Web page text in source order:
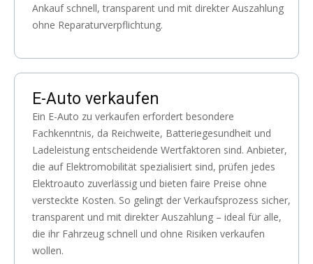
Ankauf schnell, transparent und mit direkter Auszahlung
ohne Reparaturverpflichtung.
E-Auto verkaufen
Ein E-Auto zu verkaufen erfordert besondere
Fachkenntnis, da Reichweite, Batteriegesundheit und
Ladeleistung entscheidende Wertfaktoren sind. Anbieter,
die auf Elektromobilität spezialisiert sind, prüfen jedes
Elektroauto zuverlässig und bieten faire Preise ohne
versteckte Kosten. So gelingt der Verkaufsprozess sicher,
transparent und mit direkter Auszahlung – ideal für alle,
die ihr Fahrzeug schnell und ohne Risiken verkaufen
wollen.